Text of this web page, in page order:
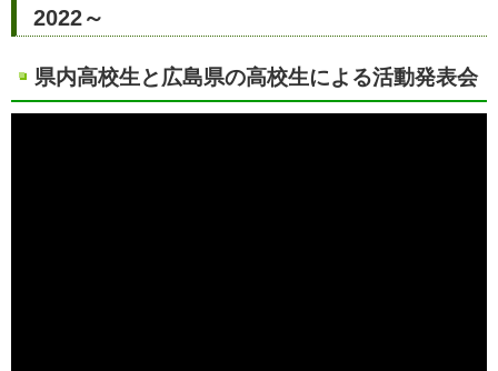
2022～
県内高校生と広島県の高校生による活動発表会